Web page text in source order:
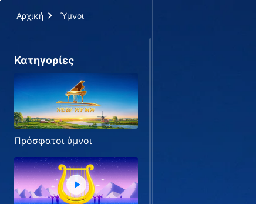
Αρχική Ύμνοι
Κατηγορίες
Πρόσφατοι ύμνοι